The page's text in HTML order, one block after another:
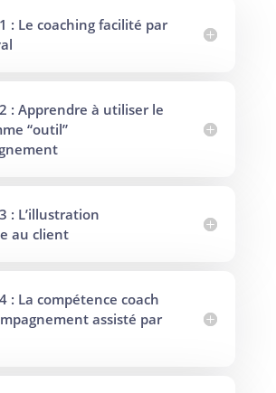
: Le coaching facilité par
: Apprendre à utiliser le
“outil”
: L’illustration
au client
: La compétence coach
assisté par